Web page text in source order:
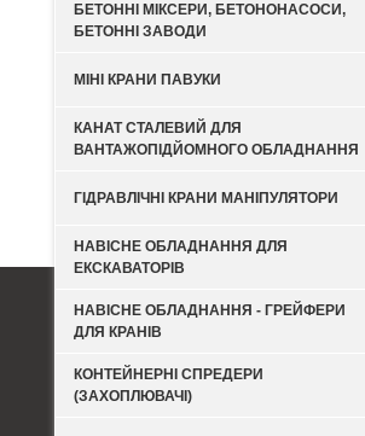
БЕТОННІ МІКСЕРИ, БЕТОНОНАСОСИ,
БЕТОННІ ЗАВОДИ
МІНІ КРАНИ ПАВУКИ
КАНАТ СТАЛЕВИЙ ДЛЯ
ВАНТАЖОПІДЙОМНОГО ОБЛАДНАННЯ
ГІДРАВЛІЧНІ КРАНИ МАНІПУЛЯТОРИ
НАВІСНЕ ОБЛАДНАННЯ ДЛЯ
ЕКСКАВАТОРІВ
НАВІСНЕ ОБЛАДНАННЯ - ГРЕЙФЕРИ
ДЛЯ КРАНІВ
КОНТЕЙНЕРНІ СПРЕДЕРИ
(ЗАХОПЛЮВАЧІ)